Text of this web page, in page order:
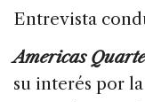
Entrevista
Americas
su interés por